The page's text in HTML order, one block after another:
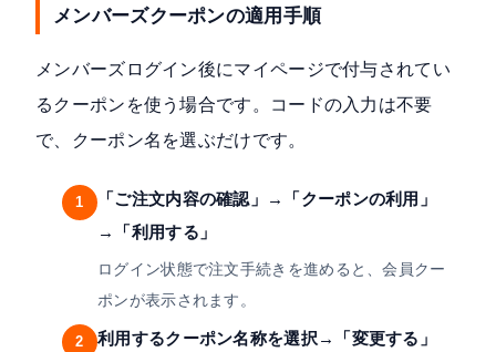
メンバーズクーポンの適用手順
メンバーズログイン後にマイページで付与されてい
るクーポンを使う場合です。コードの入力は不要
で、クーポン名を選ぶだけです。
1
「ご注文内容の確認」→「クーポンの利用」
→「利用する」
ログイン状態で注文手続きを進めると、会員クー
ポンが表示されます。
2 利用するクーポン名称を選択→「変更する」